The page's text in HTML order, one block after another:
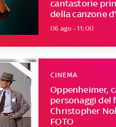
cantastorie
della canzone
06 ago - 11:00
Oppenheimer,
personaggi del
Christopher
FOTO
CINEMA